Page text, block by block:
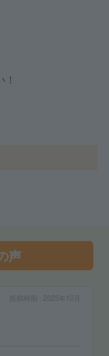
声
2025年10月